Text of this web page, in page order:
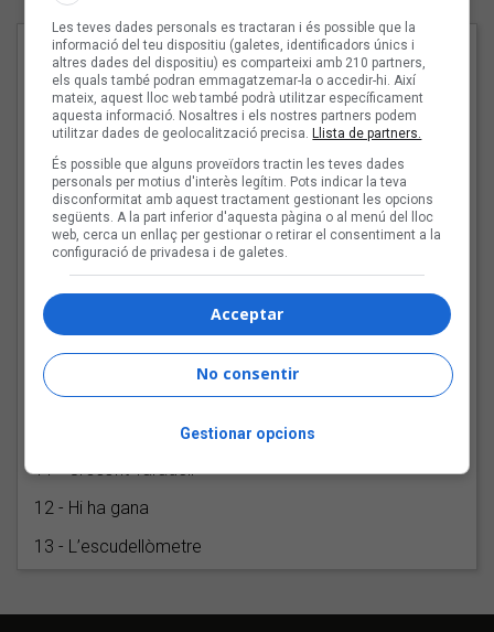
Cançons
1 - Un estornut
2 - Super vivència
3 - Hac muda
4 - Pont del blanqueig
5 - No em venguis res
6 - Sembla que plourà
7 - Doma natural
8 - Farandulera
9 - Teloners del final
11 - Crossfit Taradell
12 - Hi ha gana
13 - L’escudellòmetre
Les teves dades personals es tractaran i és possible que la
informació del teu dispositiu (galetes, identificadors únics i
altres dades del dispositiu) es comparteixi amb 210 partners,
els quals també podran emmagatzemar-la o accedir-hi. Així
mateix, aquest lloc web també podrà utilitzar específicament
aquesta informació. Nosaltres i els nostres partners podem
utilitzar dades de geolocalització precisa.Llista de partners.
És possible que alguns proveïdors tractin les teves dades
personals per motius d'interès legítim. Pots indicar la teva
disconformitat amb aquest tractament gestionant les opcions
següents. A la part inferior d'aquesta pàgina o al menú del lloc
web, cerca un enllaç per gestionar o retirar el consentiment a la
configuració de privadesa i de galetes.
Acceptar
No consentir
Gestionar opcions